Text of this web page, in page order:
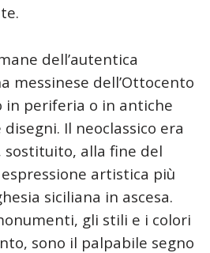
dell’autentica
messinese dell’Ottocento
in periferia o in antiche
Il neoclassico era
alla fine del
artistica più
siciliana in ascesa.
gli stili e i colori
sono il palpabile segno